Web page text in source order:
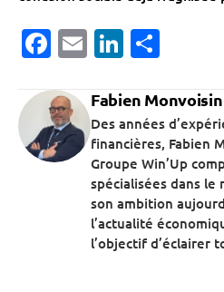
Facebook
EmailLinkedIn
Fabien Monvoisin
Des années
financières, Fabien
Groupe Win’Up
spécialisées dans
son ambition
l’actualité
l’objectif d’éclairer